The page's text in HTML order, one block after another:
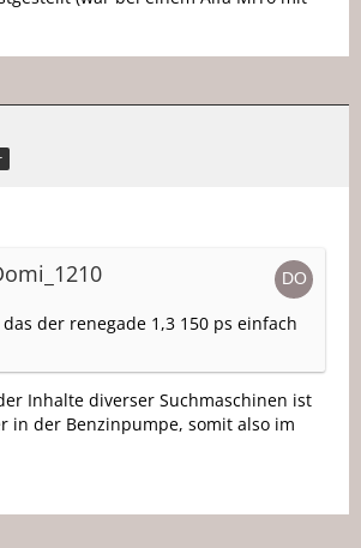
der renegade 1,3 150 ps einfach
Inhalte diverser Suchmaschinen ist
in der Benzinpumpe, somit also im